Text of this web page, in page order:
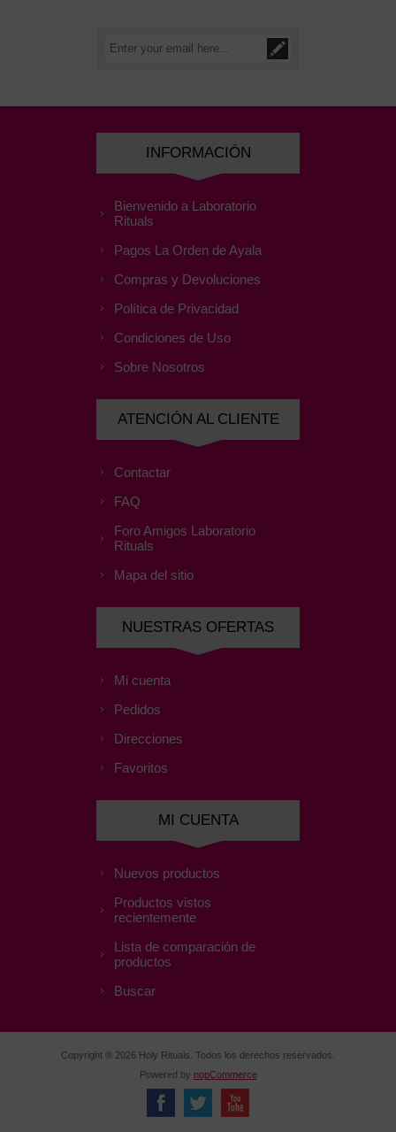
INFORMACIÓN
Bienvenido a Laboratorio
Rituals
Pagos La Orden de Ayala
Compras y Devoluciones
Política de Privacidad
Condiciones de Uso
Sobre Nosotros
ATENCIÓN AL CLIENTE
Contactar
FAQ
Foro Amigos Laboratorio
Rituals
Mapa del sitio
NUESTRAS OFERTAS
Mi cuenta
Pedidos
Direcciones
Favoritos
MI CUENTA
Nuevos productos
Productos vistos
recientemente
Lista de comparación de
productos
Buscar
Copyright ® 2026 Holy Rituals. Todos los derechos reservados.
Powered by nopCommerce